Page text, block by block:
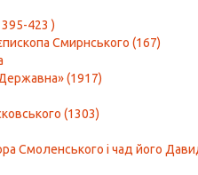
423 )
Смирнського (167)
(1917)
(1303)
Смоленського і чад його